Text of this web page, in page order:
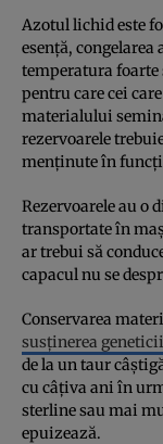
Azotul lichid este
esență, congelarea
temperatura
pentru care cei
materialului
rezervoarele
menținute în
Rezervoarele au o
transportate în
ar trebui să
capacul nu se
Conservarea
susținerea geneticii
de la un taur
cu câțiva ani în
sterline sau mai
epuizează.